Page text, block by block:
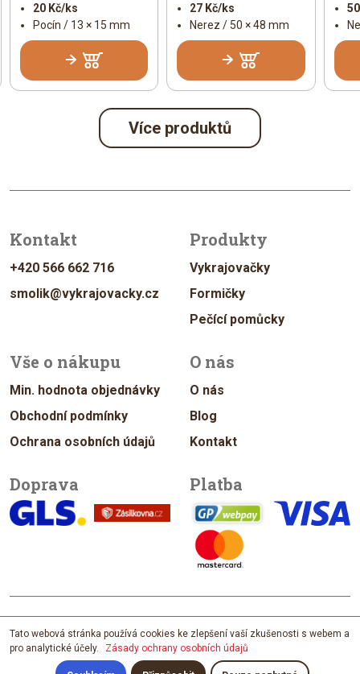
20 Kč/ks
Pocín / 13 × 15 mm
27 Kč/ks
Nerez / 50 × 48 mm
Více produktů
Kontakt
+420 566 662 716
smolik@vykrajovacky.cz
Produkty
Vykrajovačky
Formičky
Pečící pomůcky
Vše o nákupu
Min. hodnota objednávky
Obchodní podmínky
Ochrana osobních údajů
O nás
O nás
Blog
Kontakt
Doprava Platba
© 2026 vykrajovacky.cz
Design & Management Jan Vítek; developed byDavid Maixner
Štěpánka Ištvánková; photo byFilip Zvěřina
Tato webová stránka používá cookies ke zlepšení vaší zkušenosti s webem a
pro analytické účely.
Zásady ochrany osobních údajů